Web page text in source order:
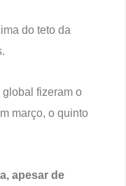
do teto da
fizeram o
março, o quinto
apesar de